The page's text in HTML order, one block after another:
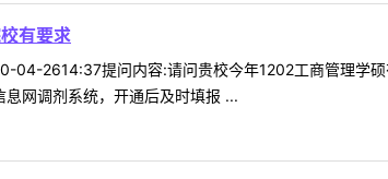
有要求
2614:37提问内容:请问贵校今年1202工商管理学
网调剂系统，开通后及时填报 ...